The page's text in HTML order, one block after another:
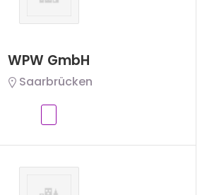
WPW GmbH
Saarbrücken